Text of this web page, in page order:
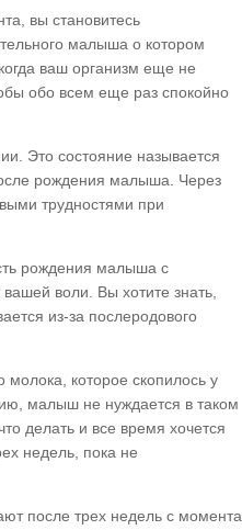
вы становитесь
малыша о котором
ваш организм еще не
обо всем еще раз спокойно
Это состояние называется
рождения малыша. Через
трудностями при
рождения малыша с
воли. Вы хотите знать,
из-за послеродового
которое скопилось у
малыш не нуждается в таком
делать и все время хочется
недель, пока не
после трех недель с момента